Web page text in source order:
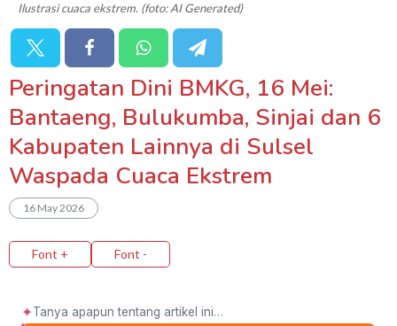
Ilustrasi cuaca ekstrem. (foto: AI Generated)
Peringatan Dini BMKG, 16 Mei:
Bantaeng, Bulukumba, Sinjai dan 6
Kabupaten Lainnya di Sulsel
Waspada Cuaca Ekstrem
16 May 2026
Font + Font -
✦